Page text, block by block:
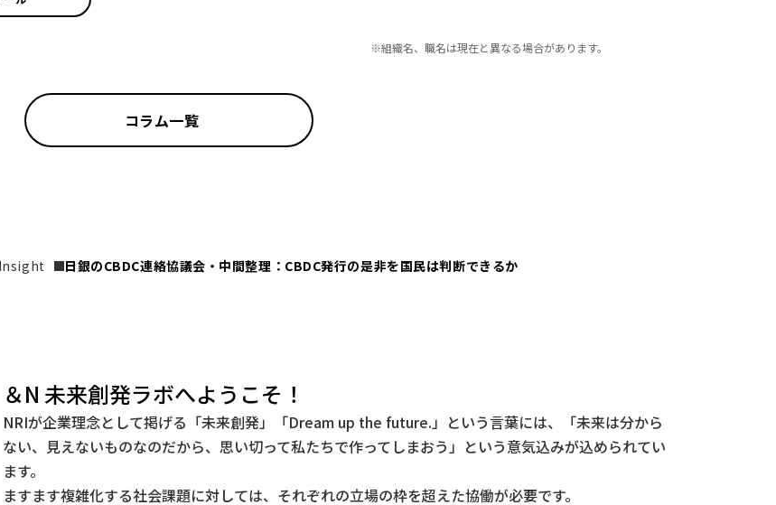
※組織名、職名は現在と異なる場合があります。
コラム一覧
日銀のCBDC連絡協議会・中間整理：CBDC発行の是非を国民は判断できるか
＆N 未来創発ラボへようこそ！
NRIが企業理念として掲げる「未来創発」「Dream up the future.」という言葉には、「未来は分から
ない、見えないものなのだから、思い切って私たちで作ってしまおう」という意気込みが込められてい
ます。
ますます複雑化する社会課題に対しては、それぞれの立場の枠を超えた協働が必要です。